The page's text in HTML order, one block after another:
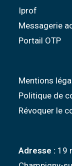
Iprof
Messagerie
Portail OTP
Mentions
Politique de
Révoquer le
Adresse : 19